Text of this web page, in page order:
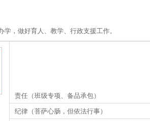
，做好育人、教学、行政支援工作。
责任（班级专项、备品承包）
纪律（菩萨心肠，但依法行事）